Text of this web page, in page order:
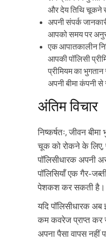
और देय तिथि चूकने से
अपनी संपर्क
आपको समय पर
एक आपातकालीन
आपकी पॉलिसी
प्रीमियम का
अपनी बीमा कंपनी
अंतिम विचार
निष्कर्षतः, जीवन
चूक को रोकने के लिए,
पॉलिसीधारक अपनी
पॉलिसियाँ एक गैर-
पेशकश कर सकती है।
यदि पॉलिसीधारक
कम कवरेज प्राप्त कर
अपना पैसा वापस नहीं